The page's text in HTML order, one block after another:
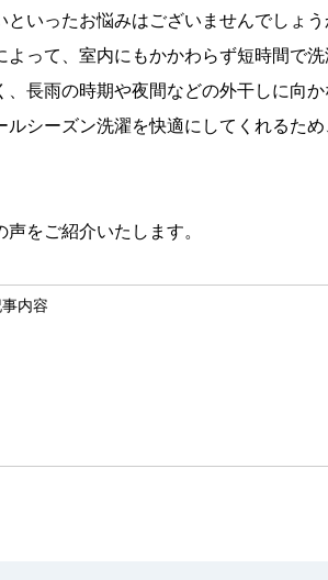
いったお悩みはございませんでしょう
って、室内にもかかわらず短時間で洗
長雨の時期や夜間などの外干しに向か
シーズン洗濯を快適にしてくれるため
をご紹介いたします。
内容